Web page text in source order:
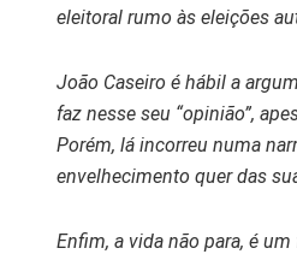
eleitoral rumo às eleições
João Caseiro é hábil a
faz nesse seu “opinião”,
Porém, lá incorreu numa
envelhecimento quer das
Enfim, a vida não para, é